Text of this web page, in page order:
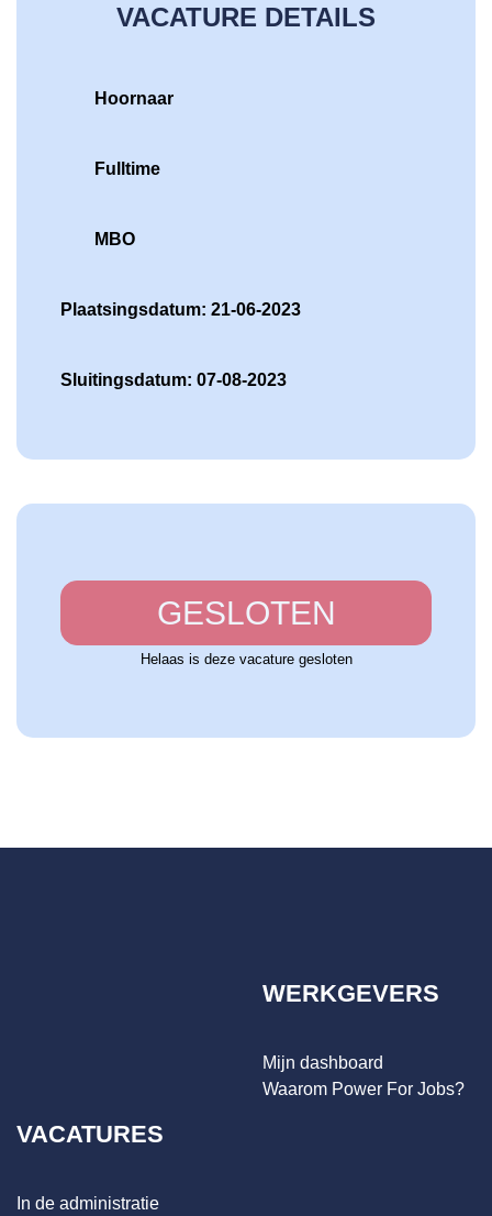
VACATURE DETAILS
Hoornaar
Fulltime
MBO
Plaatsingsdatum: 21-06-2023
Sluitingsdatum: 07-08-2023
GESLOTEN
Helaas is deze vacature gesloten
WERKGEVERS
Mijn dashboard
Waarom Power For Jobs?
VACATURES
In de administratie